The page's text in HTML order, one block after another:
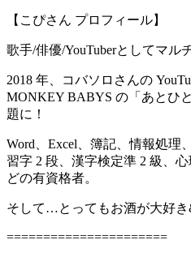
【こぴさん プロフィール】
歌手/俳優/YouTuberとしてマル
2018 年、コバソロさんの
MONKEY BABYS の「あとひ
題に！
Word、Excel、簿記、情報処理
習字 2 段、漢字検定準 2 級、
どの有資格者。
そして…とってもお酒が大好き
======================